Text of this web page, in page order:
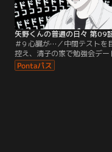
矢野くんの普通の日々 第09
＃9 心臓が…／中間テストを
控え、清子の家で勉強会デー
ることになる清子と矢野くん
トに向けて、メイと泉と一緒
た。それぞれの準備が整っ
にドキドキのおうちデート